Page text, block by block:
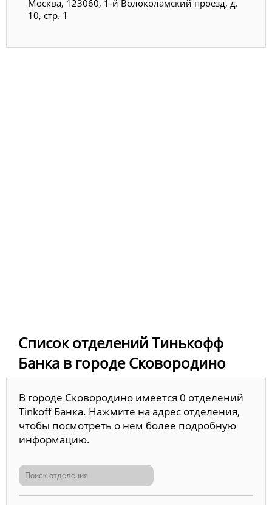
Москва, 123060, 1-й Волоколамский проезд, д.
10, стр. 1
Список отделений Тинькофф
Банка в городе Сковородино
В городе Сковородино имеется 0 отделений
Tinkoff Банка. Нажмите на адрес отделения,
чтобы посмотреть о нем более подробную
информацию.